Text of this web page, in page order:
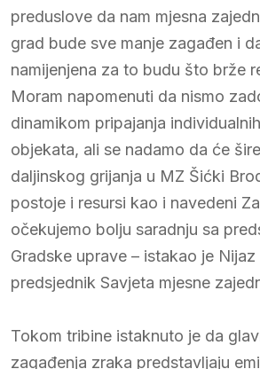
preduslove da nam mjesna
grad bude sve manje zagađen i
namijenjena za to budu što brže
Moram napomenuti da nismo
dinamikom pripajanja
objekata, ali se nadamo da će
daljinskog grijanja u MZ Šićki
postoje i resursi kao i navedeni
očekujemo bolju saradnju sa
Gradske uprave – istakao je Nijaz
predsjednik Savjeta mjesne
Tokom tribine istaknuto je da
zagađenja zraka predstavljaju